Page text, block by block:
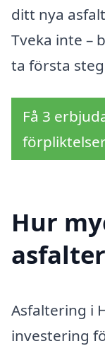
ditt nya
Tveka inte –
ta första
Få 3
Hur
Asfaltering i
investering